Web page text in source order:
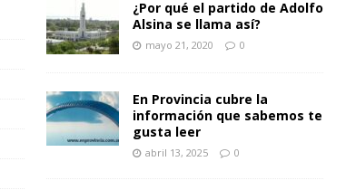
¿Por qué el partido de Adolfo
Alsina se llama así?
mayo 21, 2020 0
En Provincia cubre la
información que sabemos te
gusta leer
abril 13, 2025 0